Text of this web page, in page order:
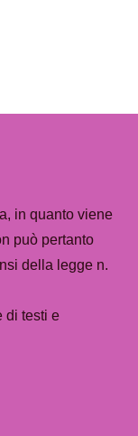
in quanto viene
può pertanto
della legge n.
di testi e